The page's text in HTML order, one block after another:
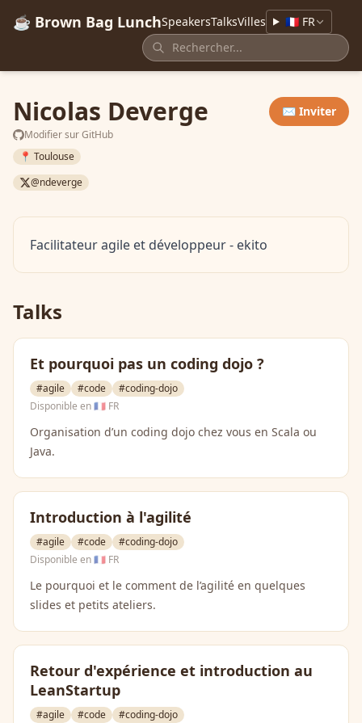
☕ Brown Bag LunchSpeakersTalksVilles 🇫🇷 FR
Nicolas Deverge
Modifier sur GitHub
✉️ Inviter
📍 Toulouse
@ndeverge
Facilitateur agile et développeur - ekito
Talks
Et pourquoi pas un coding dojo ?
#agile #code
#coding-dojo
Disponible en🇫🇷 FR
Organisation d’un coding dojo chez vous en Scala ou
Java.
Introduction à l'agilité
#agile #code
#coding-dojo
Disponible en🇫🇷 FR
Le pourquoi et le comment de l’agilité en quelques
slides et petits ateliers.
Retour d'expérience et introduction au
LeanStartup
#agile #code
#coding-dojo